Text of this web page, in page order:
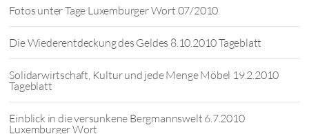
Fotos unter Tage Luxemburger Wort 07/2010
Die Wiederentdeckung des Geldes 8.10.2010 Tageblatt
Solidarwirtschaft, Kultur und jede Menge Möbel 19.2.2010
Tageblatt
Einblick in die versunkene Bergmannswelt 6.7.2010
Luxemburger Wort